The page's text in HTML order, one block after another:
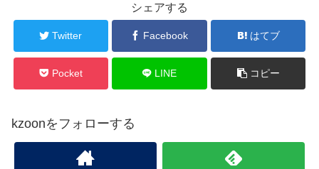
シェアする
Twitter Facebook はてブ
Pocket LINE コピー
kzoonをフォローする